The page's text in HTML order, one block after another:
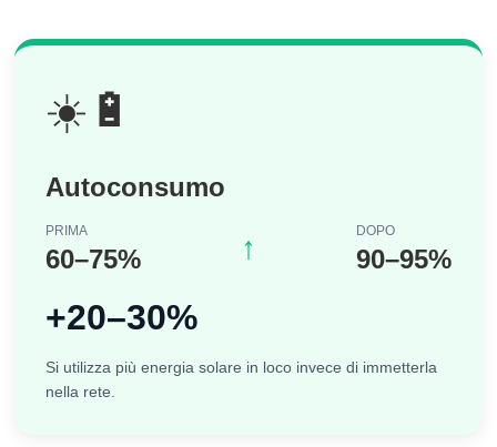
☀️🔋
Autoconsumo
PRIMA
60–75% ↑
DOPO
90–95%
+20–30%
Si utilizza più energia solare in loco invece di immetterla
nella rete.